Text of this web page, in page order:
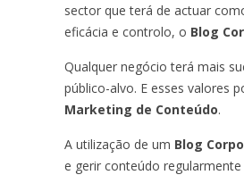
sector que terá de actuar
eficácia e controlo, o Blog
Qualquer negócio terá mais
público-alvo. E esses valores
Marketing de Conteúdo.
A utilização de um Blog
e gerir conteúdo